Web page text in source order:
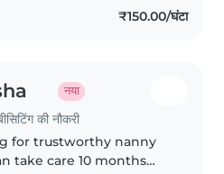
₹150.00/घंटा
नया
की नौकरी
for trustworthy nanny
take care 10 months